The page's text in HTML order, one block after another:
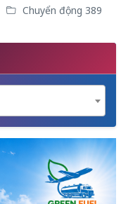
Chuyển động 389